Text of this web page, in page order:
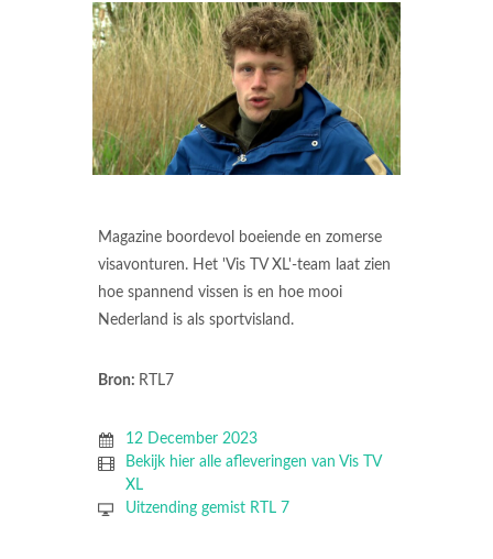
Magazine boordevol boeiende en zomerse
visavonturen. Het 'Vis TV XL'-team laat zien
hoe spannend vissen is en hoe mooi
Nederland is als sportvisland.
Bron: RTL7
12 December 2023
Bekijk hier alle afleveringen van Vis TV
XL
Uitzending gemist RTL 7